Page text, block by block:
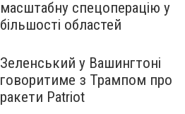
масштабну спецоперацію у
більшості областей
Зеленський у Вашингтоні
говоритиме з Трампом про
ракети Patriot